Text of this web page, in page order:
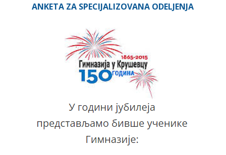
ANKETA ZA SPECIJALIZOVANA ODELJENJA